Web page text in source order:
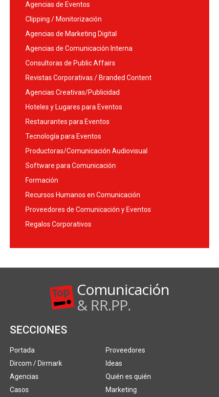
Agencias de Eventos
Clipping / Monitorización
Agencias de Marketing Digital
Agencias de Comunicación Interna
Consultoras de Public Affairs
Revistas Corporativas / Branded Content
Agencias Creativas/Publicidad
Hoteles y Lugares para Eventos
Restaurantes para Eventos
Tecnología para Eventos
Productoras/Comunicación Audiovisual
Software para Comunicación
Formación
Recursos Humanos en Comunicación
Proveedores de Comunicación y Eventos
Regalos Corporativos
Comunicación
& RR.PP.
SECCIONES
Portada
Dircom / Dirmark
Agencias
Casos
Proveedores
Ideas
Quién es quién
Marketing